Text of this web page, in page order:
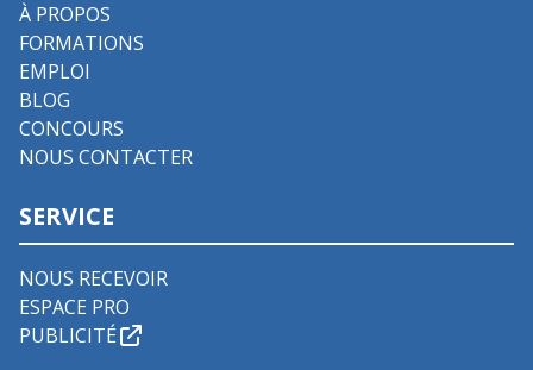
À PROPOS
FORMATIONS
EMPLOI
BLOG
CONCOURS
NOUS CONTACTER
SERVICE
NOUS RECEVOIR
ESPACE PRO
PUBLICITÉ